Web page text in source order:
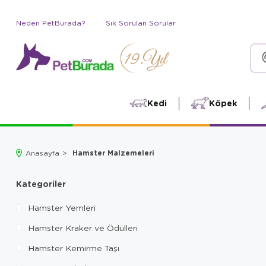
Neden PetBurada? Sık Sorulan Sorular
Kedi Köpek
Anasayfa Hamster Malzemeleri
Kategoriler
Hamster Yemleri
Hamster Kraker ve Ödülleri
Hamster Kemirme Taşı